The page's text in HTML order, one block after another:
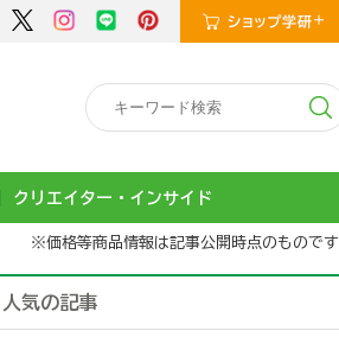
クリエイター・インサイド
※価格等商品情報は記事公開時点のものです
人気の記事